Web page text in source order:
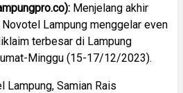
Menjelang akhir
Lampung menggelar even
terbesar di Lampung
Minggu (15-17/12/2023).
Lampung, Samian Rais